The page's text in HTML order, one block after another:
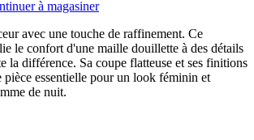
à magasiner
avec une touche de raffinement. Ce
le confort d'une maille douillette à des détails
la différence. Sa coupe flatteuse et ses finitions
pièce essentielle pour un look féminin et
de nuit.